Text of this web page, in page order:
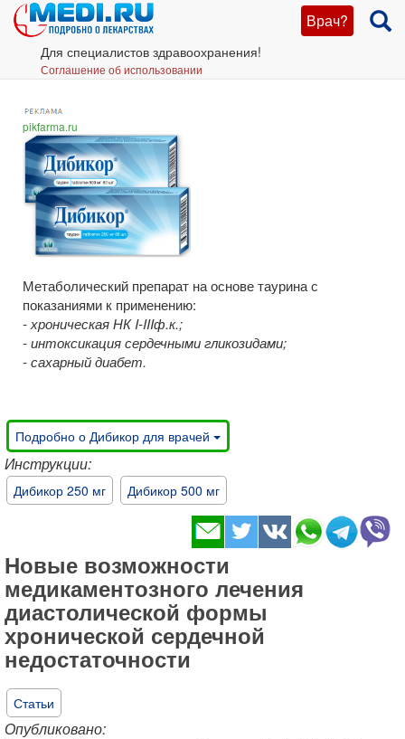
Врач?
Для специалистов здравоохранения!
Соглашение об использовании
pikfarma.ru
Метаболический препарат на основе таурина с
показаниями к применению:
- хроническая НК I-IIIф.к.;
- интоксикация сердечными гликозидами;
- сахарный диабет.
Подробно о Дибикор для врачей
Инструкции:
Дибикор 250 мг Дибикор 500 мг
Новые возможности
медикаментозного лечения
диастолической формы
хронической сердечной
недостаточности
Статьи
Опубликовано: